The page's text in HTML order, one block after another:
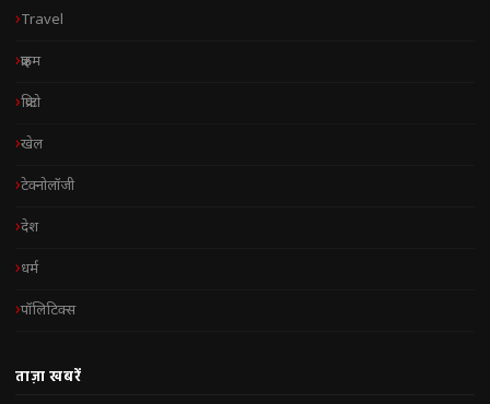
Travel
क्राइम
क्रिप्टो
खेल
टेक्नोलॉजी
देश
धर्म
पॉलिटिक्स
ताज़ा खबरें